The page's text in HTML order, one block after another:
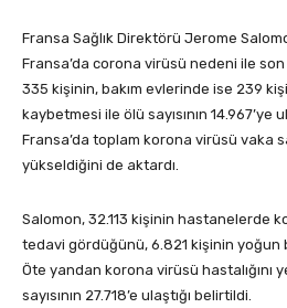
Fransa Sağlık Direktörü Jerome
Fransa’da corona virüsü nedeni ile
335 kişinin, bakım evlerinde ise 239
kaybetmesi ile ölü sayısının 14.967’ye
Fransa’da toplam korona virüsü vaka
yükseldiğini de aktardı.
Salomon, 32.113 kişinin hastanelerde
tedavi gördüğünü, 6.821 kişinin yoğun
Öte yandan korona virüsü hastalığını
sayısının 27.718’e ulaştığı belirtildi.